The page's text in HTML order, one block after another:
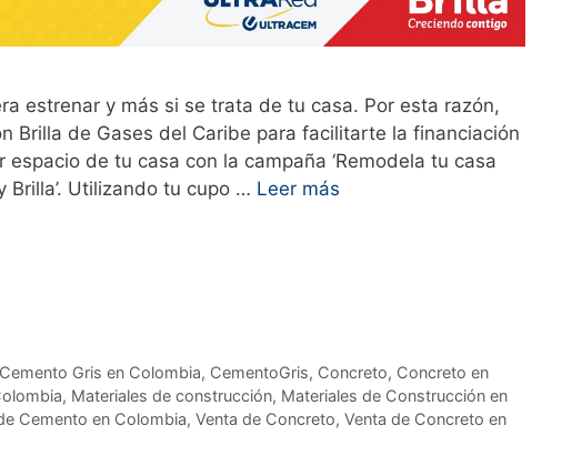
estrenar y más si se trata de tu casa. Por esta razón,
Brilla de Gases del Caribe para facilitarte la financiación
de tu casa con la campaña ‘Remodela tu casa
Utilizando tu cupo … Leer más
Cemento Gris en Colombia, CementoGris, Concreto, Concreto en
, Materiales de construcción, Materiales de Construcción en
Cemento en Colombia, Venta de Concreto, Venta de Concreto en